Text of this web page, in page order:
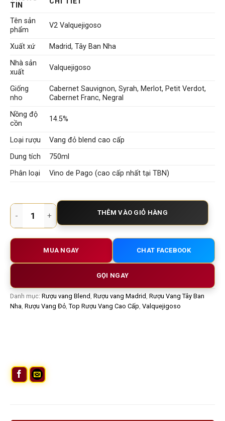
TIN
Tên sản
phẩm
V2 Valquejigoso
Xuất xứ
Madrid, Tây Ban Nha
Nhà sản
xuất
Valquejigoso
Giống
nho
Cabernet Sauvignon, Syrah, Merlot, Petit Verdot,
Cabernet Franc, Negral
Nồng độ
cồn
14.5%
Loại rượu
Vang đỏ blend cao cấp
Dung tích
750ml
Phân loại
Vino de Pago (cao cấp nhất tại TBN)
Rượu vang Tây Ban Nha V2 Valquejigoso – Biểu tượng vang
THÊM VÀO GIỎ HÀNG
MUA NGAY CHAT FACEBOOK
GỌI NGAY
Danh mục: Rượu vang Blend Rượu vang Madrid Rượu Vang Tây Ban
Nha Rượu Vang Đỏ Top Rượu Vang Cao Cấp Valquejigoso